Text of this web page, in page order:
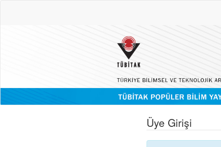
Üye Girişi